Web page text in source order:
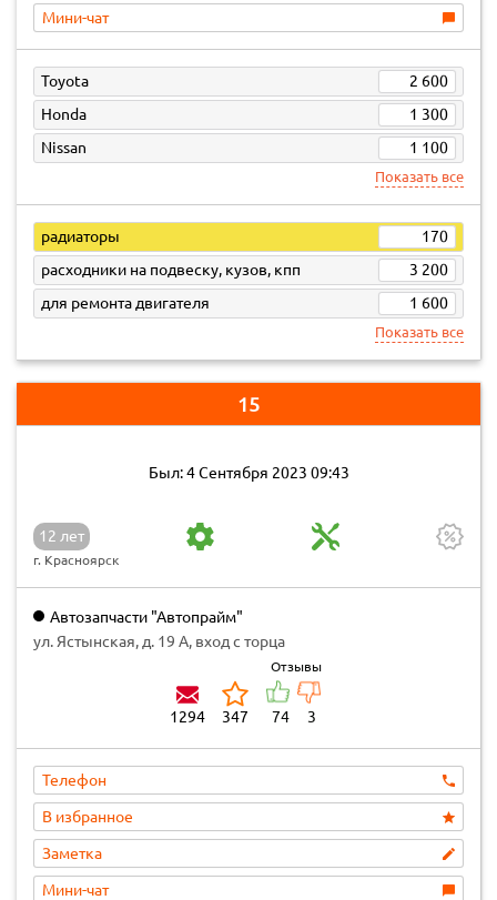
Мини-чат
Toyota
2 600
Honda
1 300
Nissan
1 100
Показать все
радиаторы
170
расходники на подвеску, кузов, кпп
3 200
для ремонта двигателя
1 600
Показать все
15
Был: 4 Сентября 2023 09:43
12 лет
г. Красноярск
Автозапчасти "Автопрайм"
ул. Ястынская, д. 19 А, вход с торца
1294 347
Отзывы
74 3
Телефон
В избранное
Заметка
Мини-чат